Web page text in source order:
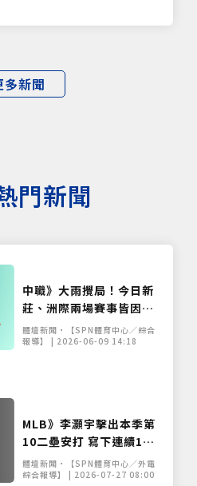
多新聞
門新聞
中職》大雨攪局！今日新
莊、洲際兩場賽事皆因雨
延賽 補賽日程出爐
體壇新聞•【SPN體育中心／綜合
報導】 | 2026-06-09 14:18
MLB》李灝宇擊出本季第
10二壘安打 寫下連續11
場安打個人新紀錄
體壇新聞•【SPN體育中心／外電
綜合報導】 | 2026-07-27 08:00